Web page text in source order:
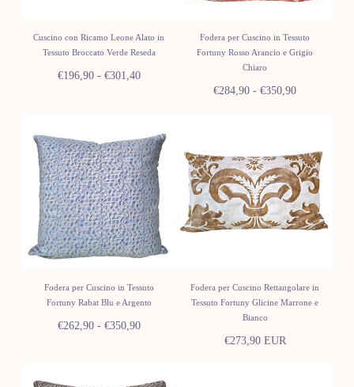
Cuscino con Ricamo Leone Alato in
Tessuto Broccato Verde Reseda
Prezzo
€196,90 - Prezzo
€301,40
Fodera per Cuscino in Tessuto
Fortuny Rosso Arancio e Grigio
Chiaro
Prezzo
€284,90 - Prezzo
€350,90
Fodera per Cuscino in Tessuto
Fortuny Rabat Blu e Argento
Prezzo
€262,90 - Prezzo
€350,90
Fodera per Cuscino Rettangolare in
Tessuto Fortuny Glicine Marrone e
Bianco
Prezzo
€273,90 EUR